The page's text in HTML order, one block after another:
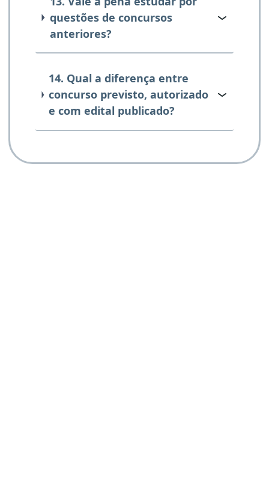
questões de concursos
anteriores?
14. Qual a diferença entre
concurso previsto, autorizado
e com edital publicado?